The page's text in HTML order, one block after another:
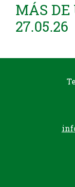
MÁS DE
27.05.26